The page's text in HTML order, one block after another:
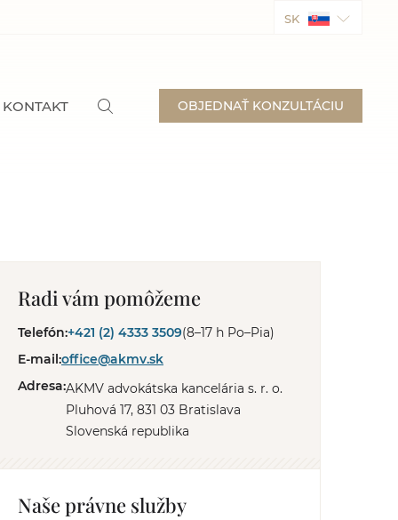
SK
KONTAKT OBJEDNAŤ KONZULTÁCIU
Radi vám pomôžeme
Telefón:+421 (2) 4333 3509(8–17 h Po–Pia)
E-mail:office@akmv.sk
Adresa:AKMV advokátska kancelária s. r. o.
Pluhová 17, 831 03 Bratislava
Slovenská republika
Naše právne služby